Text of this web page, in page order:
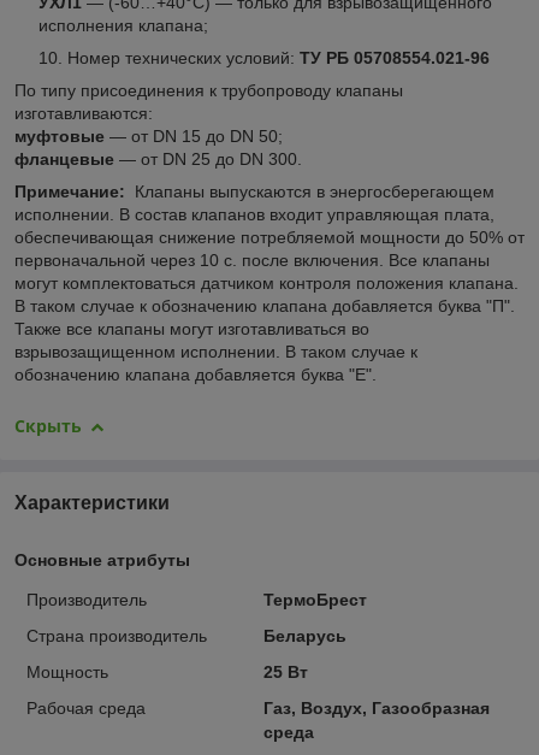
исполнения клапана;
Номер технических условий: ТУ РБ 05708554.021-96
По типу присоединения к трубопроводу клапаны
изготавливаются:
муфтовые — от DN 15 до DN 50;
фланцевые — от DN 25 до DN 300.
Примечание: Клапаны выпускаются в энергосберегающем
исполнении. В состав клапанов входит управляющая плата,
обеспечивающая снижение потребляемой мощности до 50% от
первоначальной через 10 с. после включения. Все клапаны
могут комплектоваться датчиком контроля положения клапана.
В таком случае к обозначению клапана добавляется буква "П".
Также все клапаны могут изготавливаться во
взрывозащищенном исполнении. В таком случае к
обозначению клапана добавляется буква "Е".
Скрыть
Характеристики
Основные атрибуты
Производитель
ТермоБрест
Страна производитель
Беларусь
Мощность
25 Вт
Рабочая среда
Газ, Воздух, Газообразная
среда